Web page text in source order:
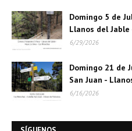
Domingo 5 de
Llanos del Jable
6/29/2026
Domingo 21 de
San Juan -
6/16/2026